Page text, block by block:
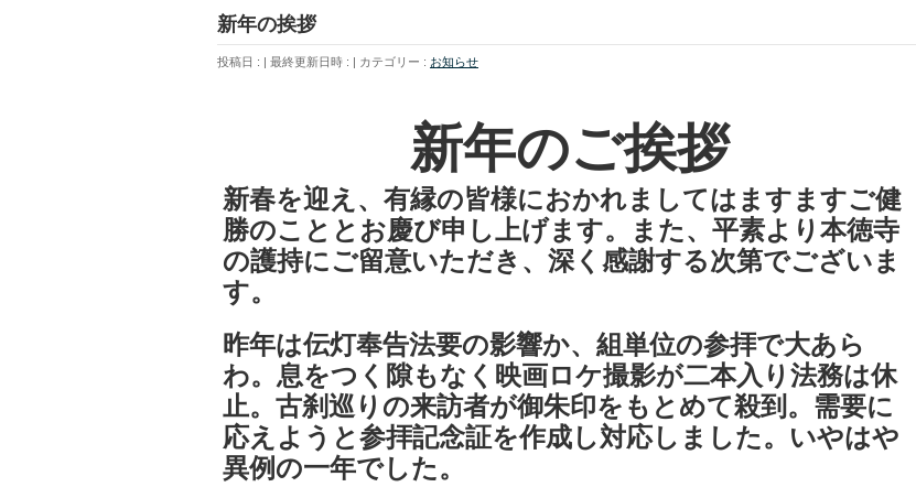
新年の挨拶
投稿日 : 最終更新日時 : カテゴリー : お知らせ
新年のご挨拶
新春を迎え、有縁の皆様におかれましてはますますご健
勝のこととお慶び申し上げます。また、平素より本徳寺
の護持にご留意いただき、深く感謝する次第でございま
す。
昨年は伝灯奉告法要の影響か、組単位の参拝で大あら
わ。息をつく隙もなく映画ロケ撮影が二本入り法務は休
止。古刹巡りの来訪者が御朱印をもとめて殺到。需要に
応えようと参拝記念証を作成し対応しました。いやはや
異例の一年でした。